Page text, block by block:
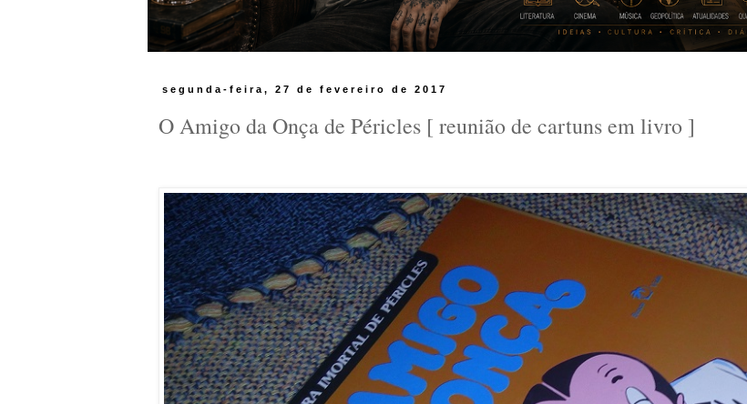
segunda-feira, 27 de fevereiro de 2017
O Amigo da Onça de Péricles [ reunião de cartuns em livro ]